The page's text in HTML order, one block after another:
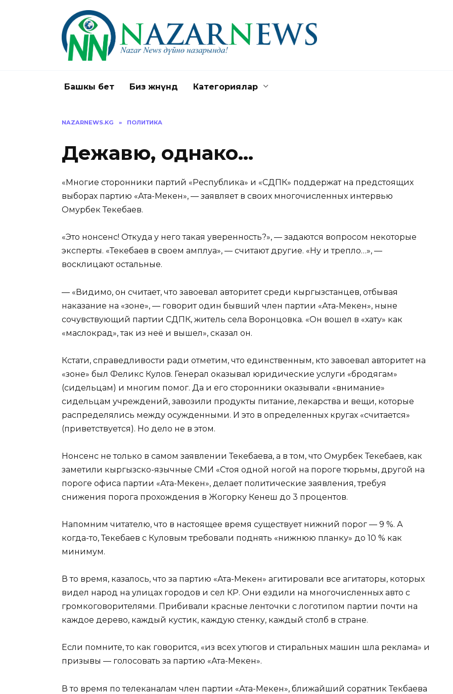
Башкы бет Биз жөнүндө Категориялар
NAZARNEWS.KG » ПОЛИТИКА
Дежавю, однако…
«Многие сторонники партий «Республика» и «СДПК» поддержат на предстоящих
выборах партию «Ата-Мекен», — заявляет в своих многочисленных интервью
Омурбек Текебаев.
«Это нонсенс! Откуда у него такая уверенность?», — задаются вопросом некоторые
эксперты. «Текебаев в своем амплуа», — считают другие. «Ну и трепло…», —
восклицают остальные.
— «Видимо, он считает, что завоевал авторитет среди кыргызстанцев, отбывая
наказание на «зоне», — говорит один бывший член партии «Ата-Мекен», ныне
сочувствующий партии СДПК, житель села Воронцовка. «Он вошел в «хату» как
«маслокрад», так из неё и вышел», сказал он.
Кстати, справедливости ради отметим, что единственным, кто завоевал авторитет на
«зоне» был Феликс Кулов. Генерал оказывал юридические услуги «бродягам»
(сидельцам) и многим помог. Да и его сторонники оказывали «внимание»
сидельцам учреждений, завозили продукты питание, лекарства и вещи, которые
распределялись между осужденными. И это в определенных кругах «считается»
(приветствуется). Но дело не в этом.
Нонсенс не только в самом заявлении Текебаева, а в том, что Омурбек Текебаев, как
заметили кыргызско-язычные СМИ «Стоя одной ногой на пороге тюрьмы, другой на
пороге офиса партии «Ата-Мекен», делает политические заявления, требуя
снижения порога прохождения в Жогорку Кенеш до 3 процентов.
Напомним читателю, что в настоящее время существует нижний порог — 9 %. А
когда-то, Текебаев с Куловым требовали поднять «нижнюю планку» до 10 % как
минимум.
В то время, казалось, что за партию «Ата-Мекен» агитировали все агитаторы, которых
видел народ на улицах городов и сел КР. Они ездили на многочисленных авто с
громкоговорителями. Прибивали красные ленточки с логотипом партии почти на
каждое дерево, каждый кустик, каждую стенку, каждый столб в стране.
Если помните, то как говорится, «из всех утюгов и стиральных машин шла реклама» и
призывы — голосовать за партию «Ата-Мекен».
В то время по телеканалам член партии «Ата-Мекен», ближайший соратник Текбаева